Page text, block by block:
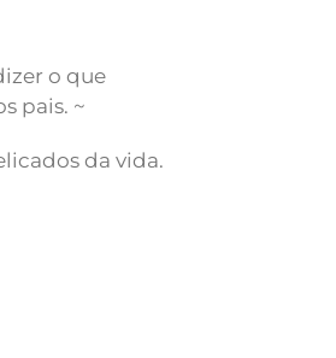
o que
pais. ~
da vida.